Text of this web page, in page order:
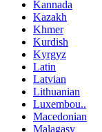
Kannada
Kazakh
Khmer
Kurdish
Kyrgyz
Latin
Latvian
Lithuanian
Luxembou..
Macedonian
Malagasy